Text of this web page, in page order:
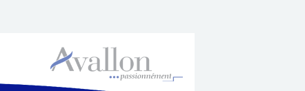
1 Rue du Maréchal Foch, 89200 Avallon